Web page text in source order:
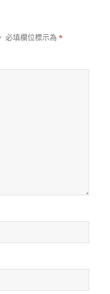
必填欄位標示為*